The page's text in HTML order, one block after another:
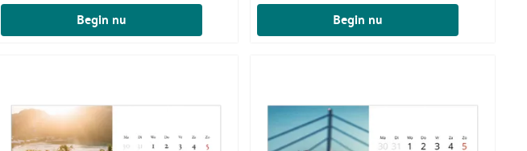
Begin nu Begin nu